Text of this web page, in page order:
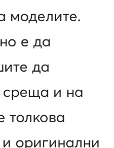
моделите.
е да
да
среща и на
толкова
оригинални